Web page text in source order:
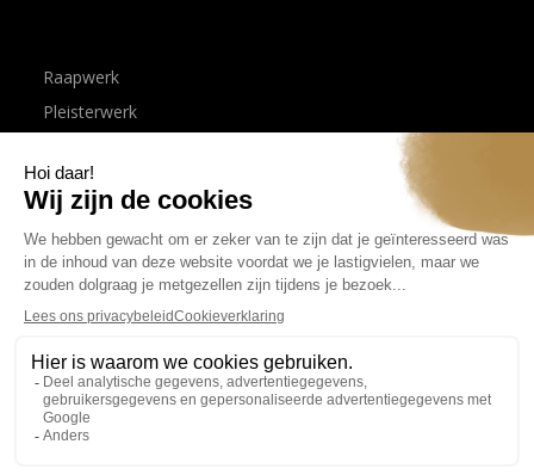
Raapwerk
Pleisterwerk
Spuitwerk
Tadelakt
Stuccomat
Leem stuc
Beton Ciré
Stone-Age betonstuc